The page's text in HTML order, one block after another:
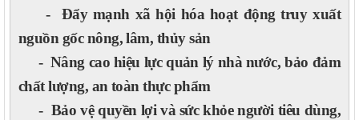
- Đẩy mạnh xã hội hóa hoạt động truy xuất
nguồn gốc nông, lâm, thủy sản
- Nâng cao hiệu lực quản lý nhà nước, bảo đảm
chất lượng, an toàn thực phẩm
- Bảo vệ quyền lợi và sức khỏe người tiêu dùng,